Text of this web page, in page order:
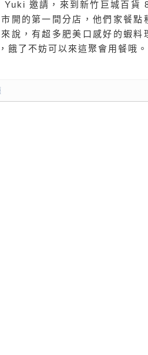
邀請，來到新竹巨城百貨
開的第一間分店，他們家餐點
說，有超多肥美口感好的蝦料
餓了不妨可以來這聚會用餐哦。